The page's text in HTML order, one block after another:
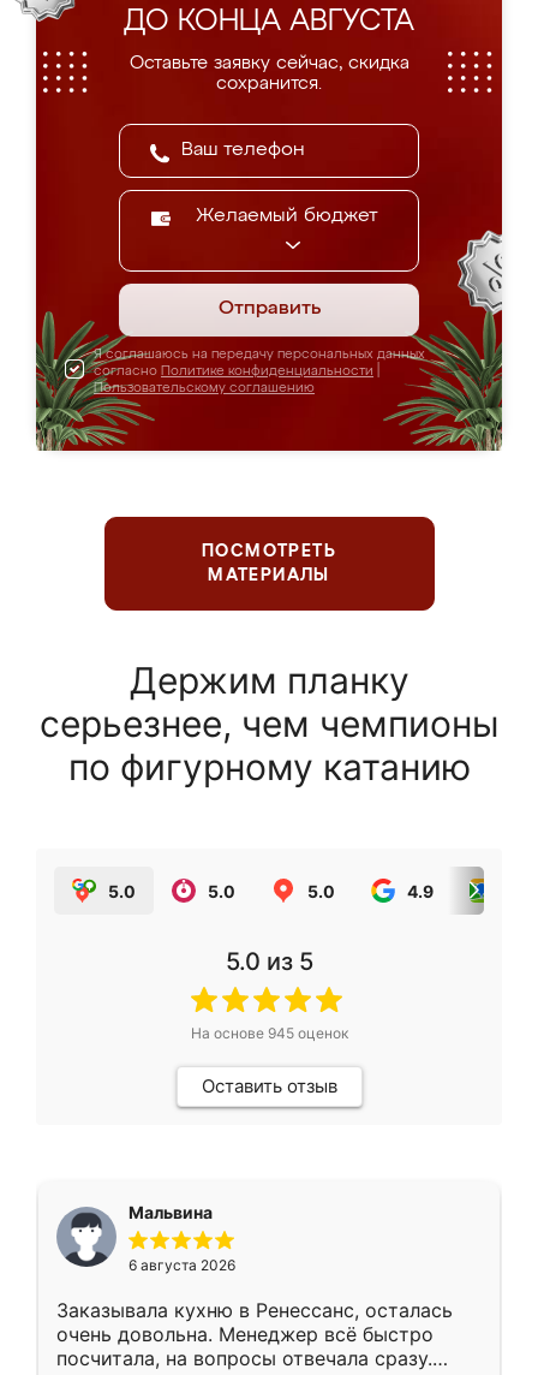
ДО КОНЦА АВГУСТА
Оставьте заявку сейчас, скидка
сохранится.
Желаемый бюджет
Отправить
Я соглашаюсь на передачу персональных данных
согласно Политике конфиденциальности
Пользовательскому соглашению
ПОСМОТРЕТЬ
МАТЕРИАЛЫ
Держим планку
серьезнее, чем чемпионы
по фигурному катанию
5.0 5.0 5.0 4.9
5.0 из 5
На основе 945оценок
Оставить отзыв
Мальвина
6 августа 2026
Заказывала кухню в Ренессанс, осталась
очень довольна. Менеджер всё быстро
посчитала, на вопросы отвечала сразу.